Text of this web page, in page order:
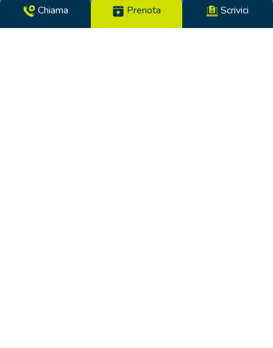
Poliambulatorio Chirurgico Modenese srl | Sede
Legale e Chirurgia: Via Arquà, 5 | Eyecare Clinic,
Chiama Prenota Scrivici